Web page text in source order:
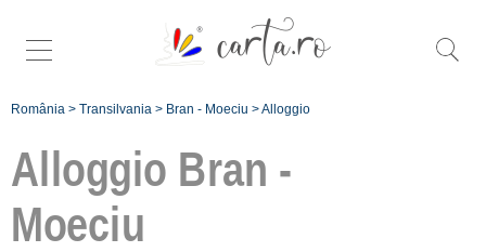
România > Transilvania > Bran - Moeciu >Alloggio
Alloggio Bran -
Moeciu
Trova più specifiche